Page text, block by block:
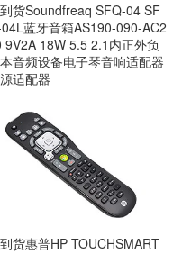
货Soundfreaq SFQ-04 SF
蓝牙音箱AS190-090-AC2
9V2A 18W 5.5 2.1内正外负
音频设备电子琴音响适配器
适配器
货惠普HP TOUCHSMART